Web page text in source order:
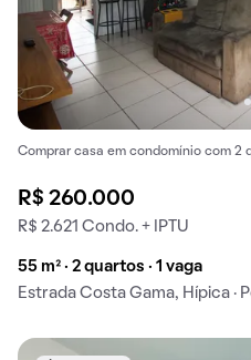
Comprar casa em condomínio com 2
R$ 260.000
R$ 2.621 Condo. + IPTU
55 m² · 2 quartos · 1 vaga
Estrada Costa Gama, Hípica ·